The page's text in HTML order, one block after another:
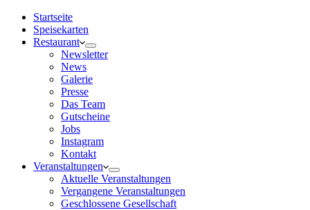
Startseite
Speisekarten
Restaurant
Newsletter
News
Galerie
Presse
Das Team
Gutscheine
Jobs
Instagram
Kontakt
Veranstaltungen
Aktuelle Veranstaltungen
Vergangene Veranstaltungen
Geschlossene Gesellschaft